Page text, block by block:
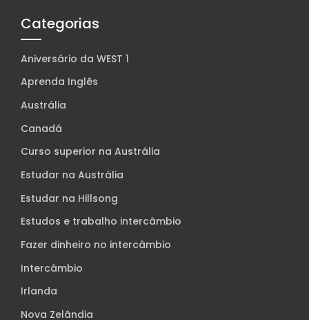
Categorias
Aniversário da WEST 1
Aprenda Inglês
Austrália
Canadá
Curso superior na Austrália
Estudar na Austrália
Estudar na Hillsong
Estudos e trabalho intercâmbio
Fazer dinheiro no intercâmbio
Intercâmbio
Irlanda
Nova Zelândia